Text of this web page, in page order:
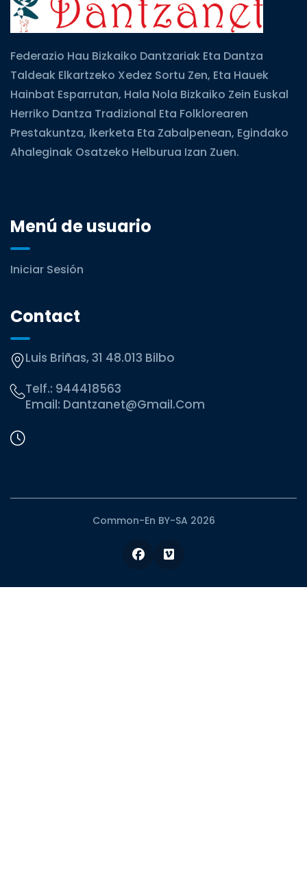
Federazio Hau Bizkaiko Dantzariak Eta Dantza
Taldeak Elkartzeko Xedez Sortu Zen, Eta Hauek
Hainbat Esparrutan, Hala Nola Bizkaiko Zein Euskal
Herriko Dantza Tradizional Eta Folklorearen
Prestakuntza, Ikerketa Eta Zabalpenean, Egindako
Ahaleginak Osatzeko Helburua Izan Zuen.
Menú de usuario
Iniciar Sesión
Contact
Luis Briñas, 31 48.013 Bilbo
Telf.: 944418563
Email: Dantzanet@gmail.com
Common-En BY-SA 2026
Facebook
Vimeo